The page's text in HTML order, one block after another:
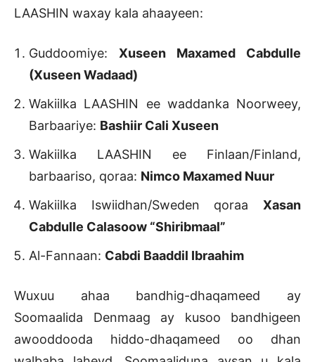
LAASHIN waxay kala ahaayeen:
Guddoomiye: Xuseen Maxamed Cabdulle
(Xuseen Wadaad)
Wakiilka LAASHIN ee waddanka Noorweey,
Barbaariye: Bashiir Cali Xuseen
Wakiilka LAASHIN ee Finlaan/Finland,
barbaariso, qoraa: Nimco Maxamed Nuur
Wakiilka Iswiidhan/Sweden qoraa Xasan
Cabdulle Calasoow “Shiribmaal”
Al-Fannaan: Cabdi Baaddil Ibraahim
Wuxuu ahaa bandhig-dhaqameed ay
Soomaalida Denmaag ay kusoo bandhigeen
awooddooda hiddo-dhaqameed oo dhan